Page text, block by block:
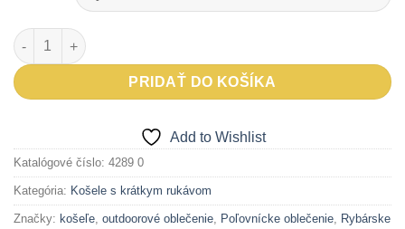
množstvo Košeľa KOFAL s krátkym rukávom
PRIDAŤ DO KOŠÍKA
Add to Wishlist
Katalógové číslo: 4289 0
Kategória: Košele s krátkym rukávom
Značky: košeľe, outdoorové oblečenie, Poľovnícke oblečenie, Rybárske